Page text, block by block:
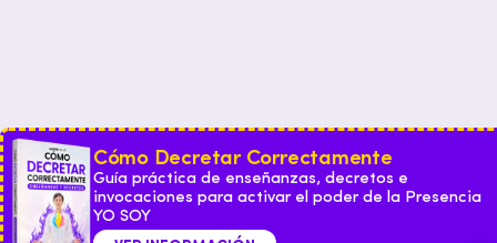
Cómo Decretar Correctamente
Guía práctica de enseñanzas, decretos e
invocaciones para activar el poder de la Presencia
YO SOY